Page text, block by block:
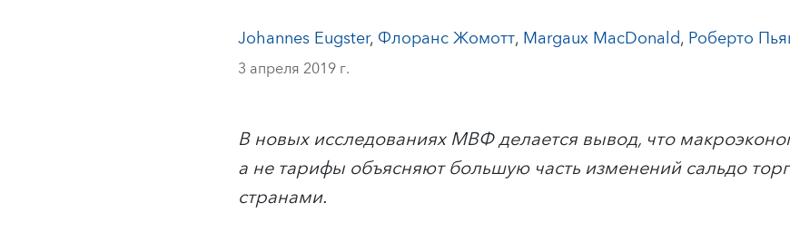
Johannes Eugster,Флоранс Жомотт,Margaux MacDonald,Роберто
3 апреля 2019 г.
В новых исследованиях МВФ делается вывод, что
а не тарифы объясняют большую часть изменений сальдо
странами.